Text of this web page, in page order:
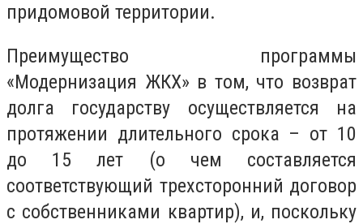
придомовой территории.
Преимущество программы
«Модернизация ЖКХ» в том, что возврат
долга государству осуществляется на
протяжении длительного срока – от 10
до 15 лет (о чем составляется
соответствующий трехсторонний договор
с собственниками квартир), и, поскольку